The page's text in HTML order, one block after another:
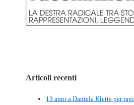
Articoli recenti
13 anni a Daniela Klette per